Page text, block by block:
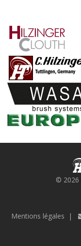
© 2026
Mentions légales |